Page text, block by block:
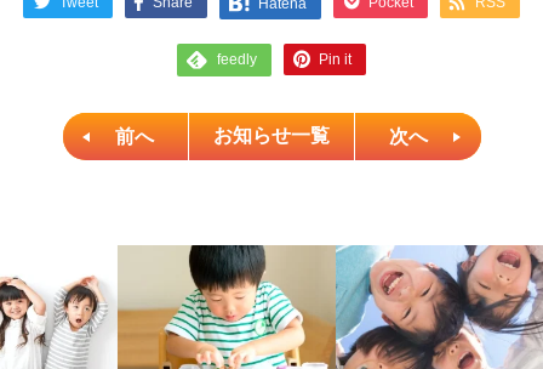
feedly Pin it
前へ お知らせ一覧 次へ